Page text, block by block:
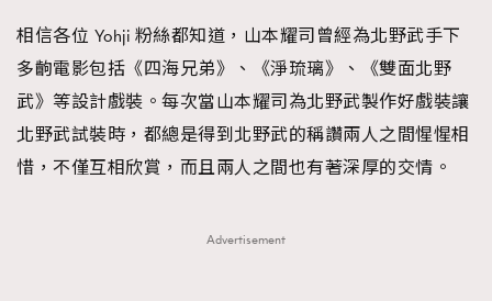
相信各位 Yohji 粉絲都知道，山本耀司曾經為北野武手下
多齣電影包括《四海兄弟》、《淨琉璃》、《雙面北野
武》等設計戲裝。每次當山本耀司為北野武製作好戲裝讓
北野武試裝時，都總是得到北野武的稱讚兩人之間惺惺相
惜，不僅互相欣賞，而且兩人之間也有著深厚的交情。
Advertisement